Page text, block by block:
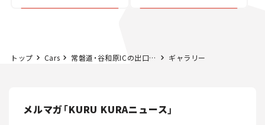
トップ Cars 常磐道・谷和原ICの出口ランプが夜間閉鎖！6月27日から3夜間。 ギャラリー
メルマガ「KURU KURAニュース」